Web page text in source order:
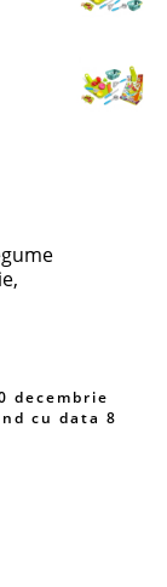
decembrie
cu data 8